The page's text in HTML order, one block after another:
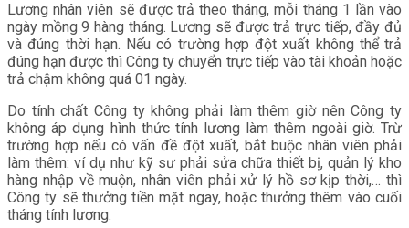
Lương nhân viên sẽ được trả theo tháng, mỗi tháng 1 lần vào
ngày mồng 9 hàng tháng. Lương sẽ được trả trực tiếp, đầy đủ
và đúng thời hạn. Nếu có trường hợp đột xuất không thể trả
đúng hạn được thì Công ty chuyển trực tiếp vào tài khoản hoặc
trả chậm không quá 01 ngày.
Do tính chất Công ty không phải làm thêm giờ nên Công ty
không áp dụng hình thức tính lương làm thêm ngoài giờ. Trừ
trường hợp nếu có vấn đề đột xuất, bắt buộc nhân viên phải
làm thêm: ví dụ như kỹ sư phải sửa chữa thiết bị, quản lý kho
hàng nhập về muộn, nhân viên phải xử lý hồ sơ kịp thời,… thì
Công ty sẽ thưởng tiền mặt ngay, hoặc thưởng thêm vào cuối
tháng tính lương.